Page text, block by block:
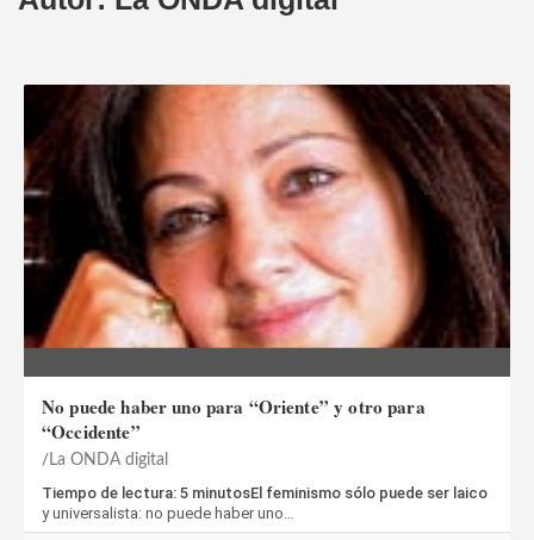
No puede haber uno para “Oriente” y otro para
“Occidente”
La ONDA digital
Tiempo de lectura: 5 minutosEl feminismo sólo puede ser laico
y universalista: no puede haber uno…